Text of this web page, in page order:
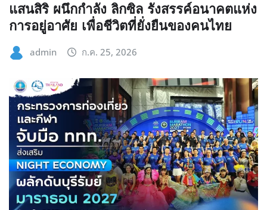
แสนสิริ ผนึกกำลัง ลิกซิล รังสรรค์อนาคตแห่ง
การอยู่อาศัย เพื่อชีวิตที่ยั่งยืนของคนไทย
admin ก.ค. 25, 2026